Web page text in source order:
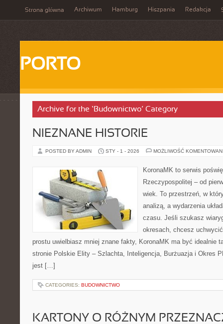
Strona główna Archiwum Hamburg Hiszpania Redakcja
PORTO
Archive for the ‘Budownictwo’ Category
NIEZNANE HISTORIE
POSTED BY ADMIN STY - 1 - 2026 MOŻLIWOŚĆ
KoronaMK to serwis
Rzeczypospolitej – od
wiek. To przestrzeń, w
analizą, a wydarzenia
czasu. Jeśli szukasz
okresach, chcesz
prostu uwielbiasz mniej znane fakty, KoronaMK ma być idealnie
stronie Polskie Elity – Szlachta, Inteligencja, Burżuazja i Okres
jest […]
CATEGORIES: BUDOWNICTWO
KARTONY O RÓŻNYM